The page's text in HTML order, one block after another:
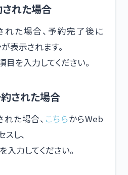
された場合
れた場合、予約完了後に
表示されます。
を入力してください。
された場合
た場合、 こちらからWeb
し、
入力してください。